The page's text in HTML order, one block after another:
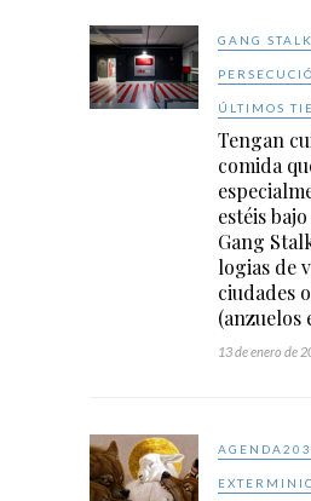
GANG
ÚLTIMOS
Tengan
comida
estéis
Gang
logias de
ciudades
(anzuelos
13 de enero de